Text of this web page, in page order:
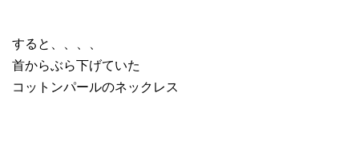
すると、、、、
首からぶら下げていた
コットンパールのネックレス